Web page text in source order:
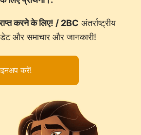
करने के लिए! / 2BC अंतर्राष्ट्रीय
और समाचार और जानकारी!
करें!